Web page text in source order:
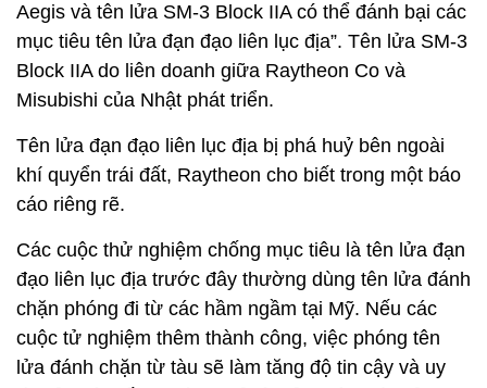
Aegis và tên lửa SM-3 Block IIA có thể đánh bại các
mục tiêu tên lửa đạn đạo liên lục địa”. Tên lửa SM-3
Block IIA do liên doanh giữa Raytheon Co và
Misubishi của Nhật phát triển.
Tên lửa đạn đạo liên lục địa bị phá huỷ bên ngoài
khí quyển trái đất, Raytheon cho biết trong một báo
cáo riêng rẽ.
Các cuộc thử nghiệm chống mục tiêu là tên lửa đạn
đạo liên lục địa trước đây thường dùng tên lửa đánh
chặn phóng đi từ các hầm ngầm tại Mỹ. Nếu các
cuộc tử nghiệm thêm thành công, việc phóng tên
lửa đánh chặn từ tàu sẽ làm tăng độ tin cậy và uy